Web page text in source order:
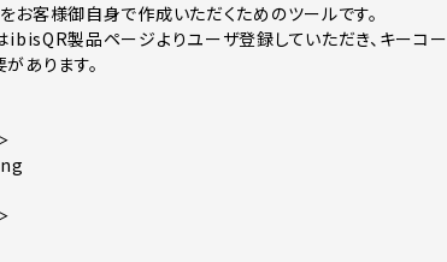
客様御自身で作成いただくためのツールです。
製品ページよりユーザ登録していただき、キーコー
あります。